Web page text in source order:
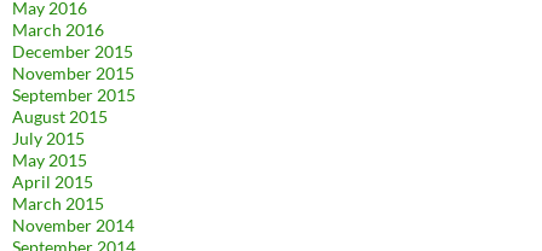
May 2016
March 2016
December 2015
November 2015
September 2015
August 2015
July 2015
May 2015
April 2015
March 2015
November 2014
September 2014